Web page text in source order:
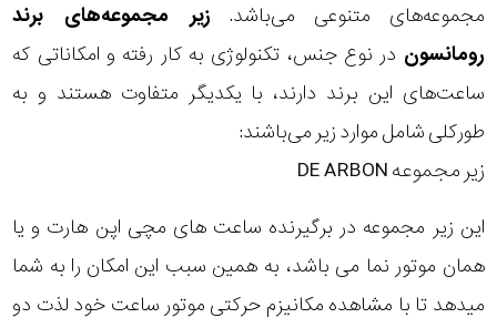
مجموعه‌های متنوعی می‌باشد. زیر مجموعه‌های برند
رومانسون در نوع جنس، تکنولوژی به کار رفته و امکاناتی که
ساعت‌های این برند دارند، با یکدیگر متفاوت هستند و به
طورکلی شامل موارد زیر می‌باشند:
زیر مجموعه DE ARBON
این زیر مجموعه در برگیرنده ساعت های مچی اپن هارت و یا
همان موتور نما می باشد، به همین سبب این امکان را به شما
میدهد تا با مشاهده مکانیزم حرکتی موتور ساعت خود لذت دو